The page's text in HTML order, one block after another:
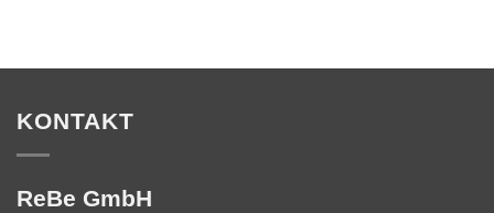
KONTAKT
ReBe GmbH